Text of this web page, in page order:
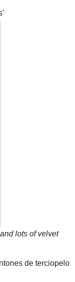
lots of velvet
de terciopelo